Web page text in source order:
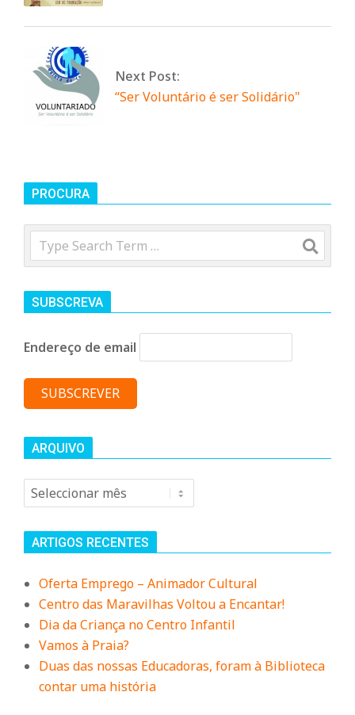
Next Post:
“Ser Voluntário é ser Solidário"
PROCURA
Search
SUBSCREVA
Endereço de email
ARQUIVO
Arquivo
ARTIGOS RECENTES
Oferta Emprego – Animador Cultural
Centro das Maravilhas Voltou a Encantar!
Dia da Criança no Centro Infantil
Vamos à Praia?
Duas das nossas Educadoras, foram à Biblioteca
contar uma história